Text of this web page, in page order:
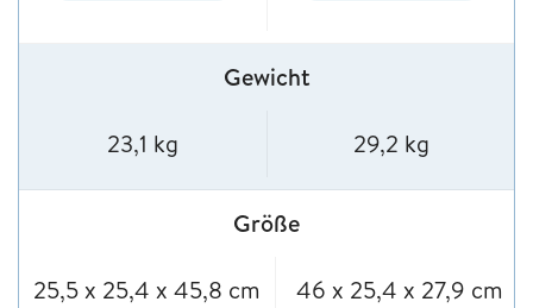
Gewicht
23,1 kg 29,2 kg
Größe
25,5 x 25,4 x 45,8 cm 46 x 25,4 x 27,9 cm